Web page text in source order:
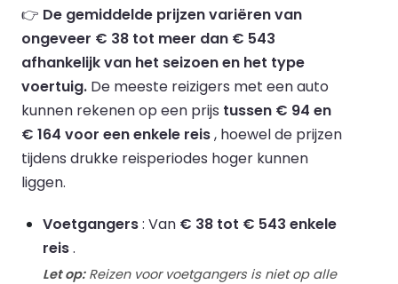
👉 De gemiddelde prijzen variëren van
ongeveer € 38 tot meer dan € 543
afhankelijk van het seizoen en het type
voertuig. De meeste reizigers met een auto
kunnen rekenen op een prijs tussen € 94 en
€ 164 voor een enkele reis, hoewel de prijzen
tijdens drukke reisperiodes hoger kunnen
liggen.
Voetgangers: Van € 38 tot € 543 enkele
reis.
Let op:Reizen voor voetgangers is niet op alle